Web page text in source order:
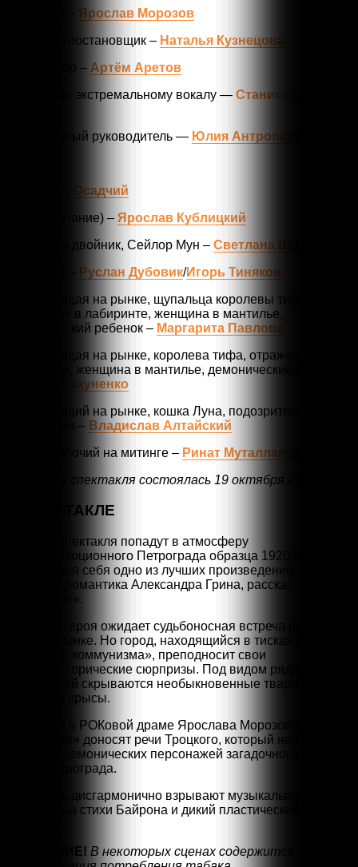
Ярослав Морозов
Художник-постановщик – Наталья Кузнецова
Композитор – Артём Аретов
Педагог по экстремальному вокалу — Станислав
Музыкальный руководитель — Юлия Антропова
Артём Осадчий
Я (подсознание) – Ярослав Кублицкий
Сузи, злой двойник, Сейлор Мун – Светлана Шпак
Руслан Дубовик/Игорь Тиняков
Крыса, нищая на рынке, щупальца королевы тифа,
отражение в лабиринте, женщина в мантилье,
демонический ребенок – Маргарита Павлова
Крыса, нищая на рынке, королева тифа, отражение в
лабиринте, женщина в мантилье, демонический ребенок
Ирина Бакуненко
Крыса, нищий на рынке, кошка Луна, подозрительный
англичанин – Владислав Алтайский
Крыса, рабочий на митинге – Ринат Муталлапов
Премьера спектакля состоялась 19 октября 2024 года
О СПЕКТАКЛЕ
Зрители спектакля попадут в атмосферу
постреволюционного Петрограда образца 1920 года и
откроют для себя одно из лучших произведений
писателя-романтика Александра Грина, рассказ
«Крысолов».
Главного героя ожидает судьбоносная встреча на
Сенном рынке. Но город, находящийся в тисках голода и
«военного коммунизма», преподносит свои
фантасмагорические сюрпризы. Под видом рядовых
обывателей скрываются необыкновенные твари —
зловещие крысы.
Дух эпохи в РОКовой драме Ярослава Морозова
«Крысолов» доносят речи Троцкого, который явится
одним из демонических персонажей загадочного театра
теней Петрограда.
Спектакль дисгармонично взрывают музыкальные рок —
баллады на стихи Байрона и дикий пластический
ВНИМАНИЕ! В некоторых сценах содержится